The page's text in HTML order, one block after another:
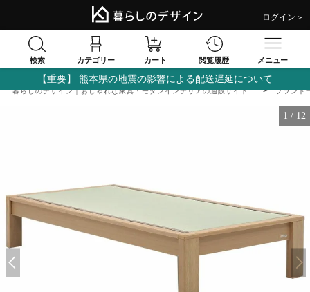
ログイン＞
検索 カテゴリー カート 閲覧履歴 メニュー
【重要】 熊本県の地震の影響による配送遅延について
暮らしのデザイン｜おしゃれな家具・モダンインテリアの通販サイト ブランド
1 / 12